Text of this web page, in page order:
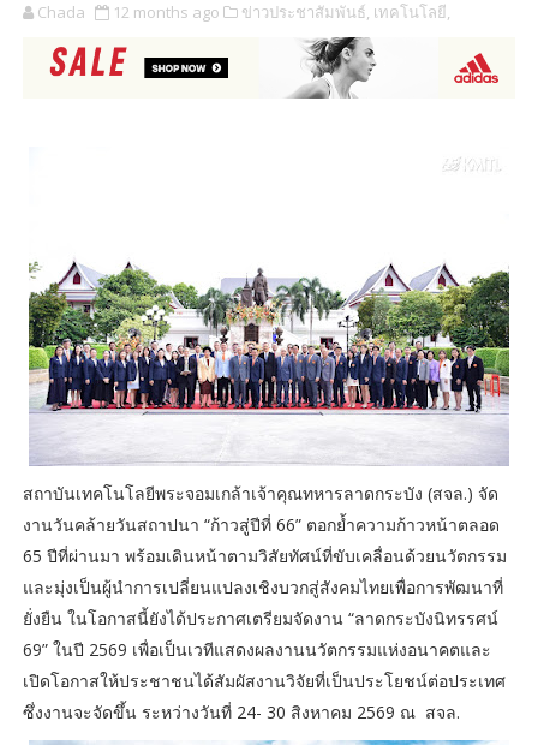
Chada 12 months ago ข่าวประชาสัมพันธ์, เทคโนโลยี,
สถาบันเทคโนโลยีพระจอมเกล้าเจ้าคุณทหารลาดกระบัง (สจล.) จัด
งานวันคล้ายวันสถาปนา “ก้าวสู่ปีที่ 66” ตอกย้ำความก้าวหน้าตลอด
65 ปีที่ผ่านมา พร้อมเดินหน้าตามวิสัยทัศน์ที่ขับเคลื่อนด้วยนวัตกรรม
และมุ่งเป็นผู้นำการเปลี่ยนแปลงเชิงบวกสู่สังคมไทยเพื่อการพัฒนาที่
ยั่งยืน ในโอกาสนี้ยังได้ประกาศเตรียมจัดงาน “ลาดกระบังนิทรรศน์
69” ในปี 2569 เพื่อเป็นเวทีแสดงผลงานนวัตกรรมแห่งอนาคตและ
เปิดโอกาสให้ประชาชนได้สัมผัสงานวิจัยที่เป็นประโยชน์ต่อประเทศ
ซึ่งงานจะจัดขึ้น ระหว่างวันที่ 24- 30 สิงหาคม 2569 ณ สจล.